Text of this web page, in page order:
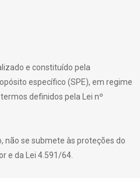
e constituído pela
específico (SPE), em regime
definidos pela Lei nº
não se submete às proteções do
e da Lei 4.591/64.